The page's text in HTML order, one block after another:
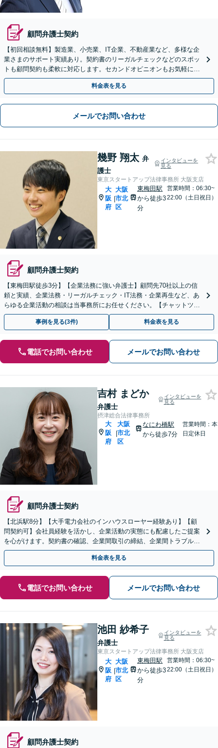
顧問弁護士契約
【初回相談無料】製造業、小売業、IT企業、不動産業など、多様な企
業さまのサポート実績あり。契約書のリーガルチェックなどのスポッ
トも顧問契約も柔軟に対応します。セカンドオピニオンもお気軽に
【北新地駅1分】
料金表を見る
メールでお問い合わせ
幾野 翔太 弁
護士
インタビューを
見る
東京スタートアップ法律事務所 大阪支店
大
阪
府
|
大阪
市北
区
東梅田駅
から徒歩3
分
営業時間：06:30~
22:00（土日祝日）
顧問弁護士契約
【東梅田駅徒歩3分】【企業法務に強い弁護士】顧問先70社以上の信
頼と実績、企業法務・リーガルチェック・IT法務・企業再生など、あ
らゆる企業活動の相談は当事務所にお任せください。【チャットツー
ルやWEB会議にも対応】
事例を見る(3件) 料金表を見る
電話でお問い合わせ メールでお問い合わせ
吉村 まどか
弁護士
インタビューを
見る
摂津総合法律事務所
大
阪
府
|
大阪
市北
区
なにわ橋駅
から徒歩7分
営業時間：本
日定休日
顧問弁護士契約
【北浜駅8分】【大手電力会社のインハウスローヤー経験あり】【顧
問契約可】会社員経験を活かし、企業活動の実態にも配慮したご提案
を心がけます。契約書の確認、企業間取引の締結、企業間トラブル、
不動産取引などお任せください【夜間相談可】
料金表を見る
電話でお問い合わせ メールでお問い合わせ
池田 紗希子
弁護士
インタビューを
見る
東京スタートアップ法律事務所 大阪支店
大
阪
府
|
大阪
市北
区
東梅田駅
から徒歩3
分
営業時間：06:30~
22:00（土日祝日）
顧問弁護士契約